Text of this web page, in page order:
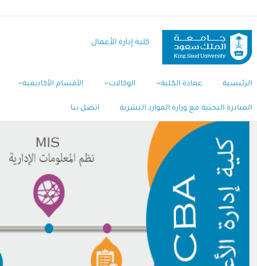
المحتوى
الرئيسي
كلية إدارة الأعمال
Navigation
الرئيسية عمادة الكلية الوكالات الأقسام الأكاديمية
المبادرة البحثية مع وزارة الموارد البشرية اتصل بنا